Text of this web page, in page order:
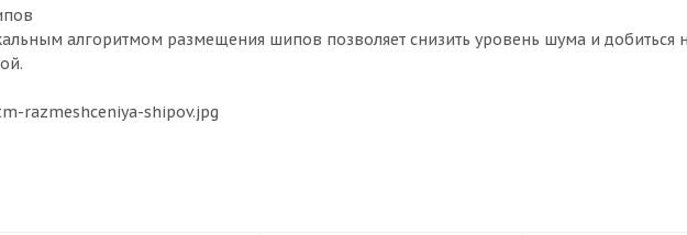
алгоритмом размещения шипов позволяет снизить уровень шума и добиться